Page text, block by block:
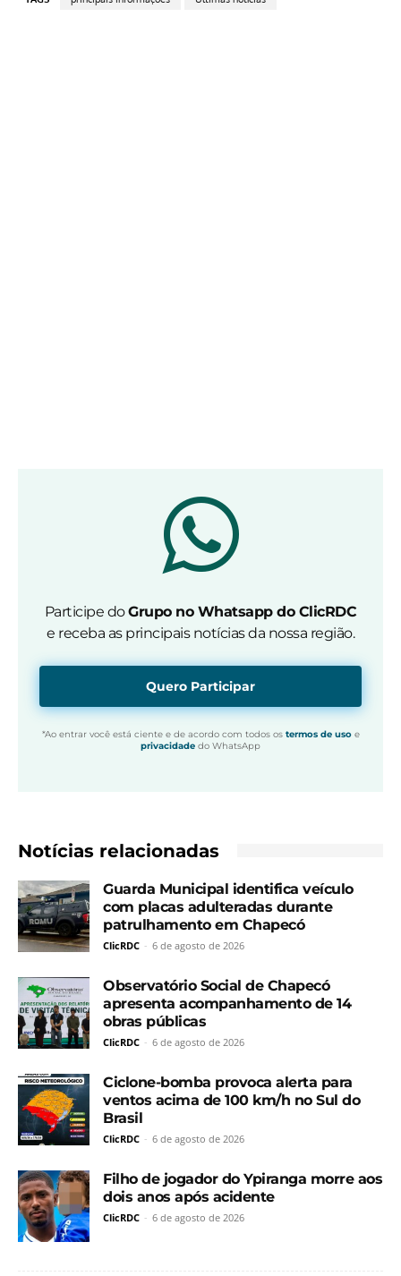
Participe doGrupo no Whatsapp do ClicRDC
e receba as principais notícias da nossa região.
Quero Participar
*Ao entrar você está ciente e de acordo com todos os termos de usoe
privacidade do WhatsApp
Notícias relacionadas
Guarda Municipal identifica veículo
com placas adulteradas durante
patrulhamento em Chapecó
ClicRDC - 6 de agosto de 2026
Observatório Social de Chapecó
apresenta acompanhamento de 14
obras públicas
ClicRDC - 6 de agosto de 2026
Ciclone-bomba provoca alerta para
ventos acima de 100 km/h no Sul do
Brasil
ClicRDC - 6 de agosto de 2026
Filho de jogador do Ypiranga morre aos
dois anos após acidente
ClicRDC - 6 de agosto de 2026